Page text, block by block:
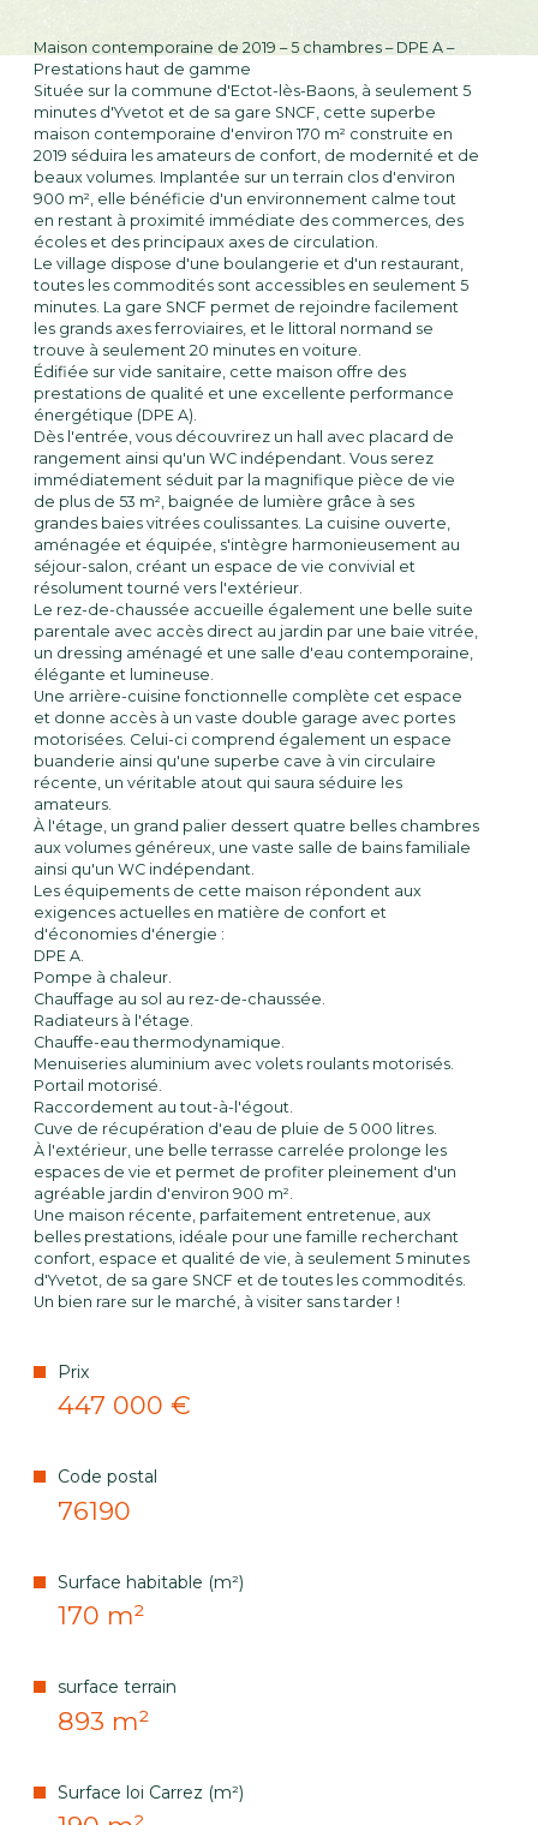
copropriété
Bilan
énergétique
Maison contemporaine de 2019 – 5 chambres – DPE A –
Prestations haut de gamme
Située sur la commune d'Ectot-lès-Baons, à seulement 5
minutes d'Yvetot et de sa gare SNCF, cette superbe
maison contemporaine d'environ 170 m² construite en
2019 séduira les amateurs de confort, de modernité et de
beaux volumes. Implantée sur un terrain clos d'environ
900 m², elle bénéficie d'un environnement calme tout
en restant à proximité immédiate des commerces, des
écoles et des principaux axes de circulation.
Le village dispose d'une boulangerie et d'un restaurant,
toutes les commodités sont accessibles en seulement 5
minutes. La gare SNCF permet de rejoindre facilement
les grands axes ferroviaires, et le littoral normand se
trouve à seulement 20 minutes en voiture.
Édifiée sur vide sanitaire, cette maison offre des
prestations de qualité et une excellente performance
énergétique (DPE A).
Dès l'entrée, vous découvrirez un hall avec placard de
rangement ainsi qu'un WC indépendant. Vous serez
immédiatement séduit par la magnifique pièce de vie
de plus de 53 m², baignée de lumière grâce à ses
grandes baies vitrées coulissantes. La cuisine ouverte,
aménagée et équipée, s'intègre harmonieusement au
séjour-salon, créant un espace de vie convivial et
résolument tourné vers l'extérieur.
Le rez-de-chaussée accueille également une belle suite
parentale avec accès direct au jardin par une baie vitrée,
un dressing aménagé et une salle d'eau contemporaine,
élégante et lumineuse.
Une arrière-cuisine fonctionnelle complète cet espace
et donne accès à un vaste double garage avec portes
motorisées. Celui-ci comprend également un espace
buanderie ainsi qu'une superbe cave à vin circulaire
récente, un véritable atout qui saura séduire les
amateurs.
À l'étage, un grand palier dessert quatre belles chambres
aux volumes généreux, une vaste salle de bains familiale
ainsi qu'un WC indépendant.
Les équipements de cette maison répondent aux
exigences actuelles en matière de confort et
d'économies d'énergie :
DPE A.
Pompe à chaleur.
Chauffage au sol au rez-de-chaussée.
Radiateurs à l'étage.
Chauffe-eau thermodynamique.
Menuiseries aluminium avec volets roulants motorisés.
Portail motorisé.
Raccordement au tout-à-l'égout.
Cuve de récupération d'eau de pluie de 5 000 litres.
À l'extérieur, une belle terrasse carrelée prolonge les
espaces de vie et permet de profiter pleinement d'un
agréable jardin d'environ 900 m².
Une maison récente, parfaitement entretenue, aux
belles prestations, idéale pour une famille recherchant
confort, espace et qualité de vie, à seulement 5 minutes
d'Yvetot, de sa gare SNCF et de toutes les commodités.
Un bien rare sur le marché, à visiter sans tarder !
Prix
447 000 €
Code postal
76190
Surface habitable (m²)
170 m²
surface terrain
893 m²
Surface loi Carrez (m²)